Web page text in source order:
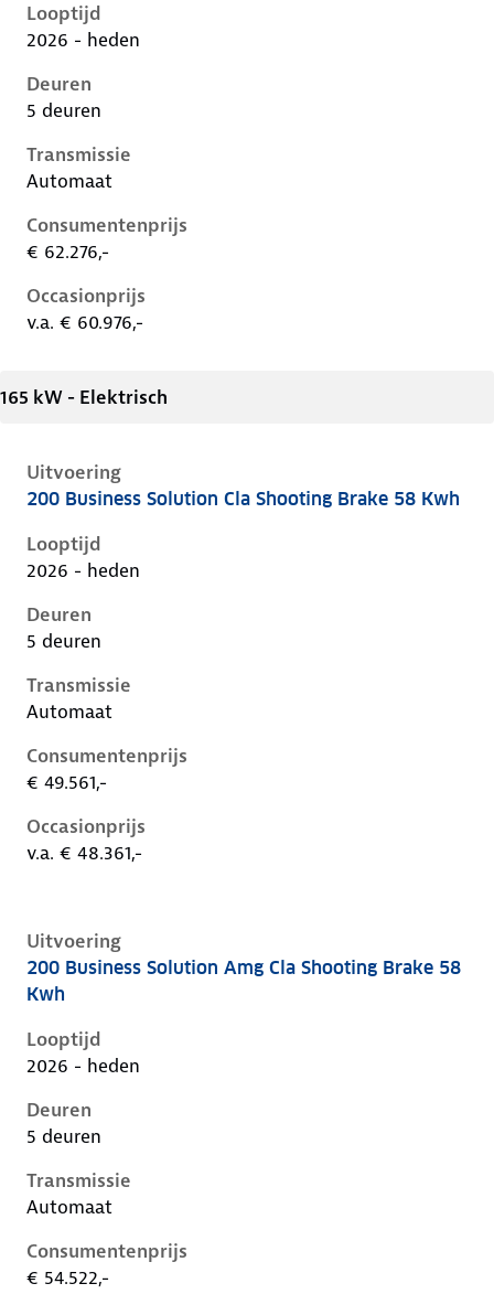
Looptijd
2026 - heden
Deuren
5 deuren
Transmissie
Automaat
Consumentenprijs
€ 62.276,-
Occasionprijs
v.a. € 60.976,-
165 kW - Elektrisch
Uitvoering
Mercedes Cla-Klasse iii-x174, cla shooting brake 58
200 Business Solution Cla Shooting Brake 58 Kwh
Looptijd
2026 - heden
Deuren
5 deuren
Transmissie
Automaat
Consumentenprijs
€ 49.561,-
Occasionprijs
v.a. € 48.361,-
Uitvoering
Mercedes Cla-Klasse iii-x174, cla shooting brake 58
200 Business Solution Amg Cla Shooting Brake 58
Kwh
Looptijd
2026 - heden
Deuren
5 deuren
Transmissie
Automaat
Consumentenprijs
€ 54.522,-